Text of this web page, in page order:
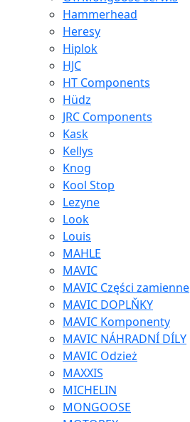
Hammerhead
Heresy
Hiplok
HJC
HT Components
Hüdz
JRC Components
Kask
Kellys
Knog
Kool Stop
Lezyne
Look
Louis
MAHLE
MAVIC
MAVIC Części zamienne
MAVIC DOPLŇKY
MAVIC Komponenty
MAVIC NÁHRADNÍ DÍLY
MAVIC Odzież
MAXXIS
MICHELIN
MONGOOSE